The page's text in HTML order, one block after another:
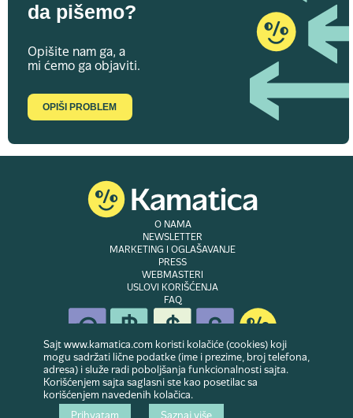
da pišemo?
Opišite nam ga, a
mi ćemo ga objaviti.
OPIŠI PROBLEM
O NAMA
NEWSLETTER
MARKETING I OGLAŠAVANJE
PRESS
WEBMASTERI
USLOVI KORIŠĆENJA
FAQ
© Copyright 2007-2026. Website developed & owned byDubes doo
zadržana
Sajt www.kamatica.com koristi kolačiće (cookies) koji
mogu sadržati lične podatke (ime i prezime, broj telefona,
adresa) i služe radi poboljšanja funkcionalnosti sajta.
Korišćenjem sajta saglasni ste kao posetilac sa
korišćenjem navedenih kolačica.